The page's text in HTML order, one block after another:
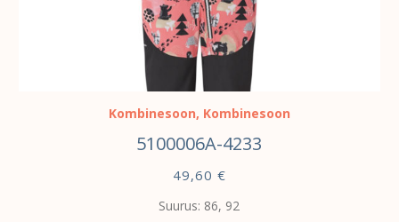
Kombinesoon, Kombinesoon
5100006A-4233
49,60 €
Suurus: 86, 92